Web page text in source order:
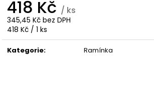
418 Kč / ks
345,45 Kč bez DPH
Měrná
cena:
418 Kč / 1 ks
Kategorie: Ramínka
14 850 Kč